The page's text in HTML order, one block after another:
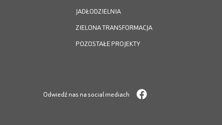
JADŁODZIELNIA
ZIELONA TRANSFORMACJA
POZOSTAŁE PROJEKTY
Odwiedź nas na social mediach